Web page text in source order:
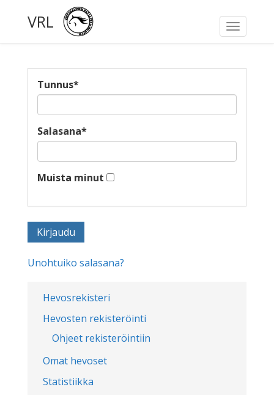
Toggle
VRL
Hevosrekisteri
Hevosten rekisteröinti
Ohjeet rekisteröintiin
Omat hevoset
Statistiikka
Tunnus*
Salasana*
Muista minut
Unohtuiko salasana?